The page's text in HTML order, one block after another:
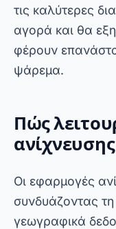
τις καλύτερες
αγορά και θα
φέρουν
ψάρεμα.
Πώς
Οι εφαρμογές
συνδυάζοντας
γεωγραφικά